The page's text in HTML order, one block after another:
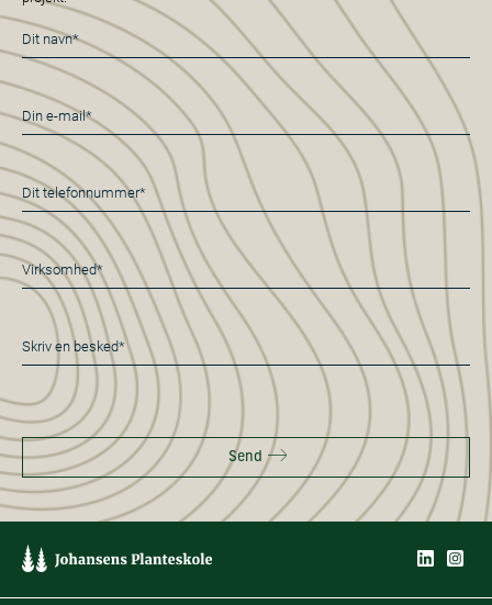
Navn
*
E-
mail
*
Telefon
*
Virksomhed
*
Besked
*
Send